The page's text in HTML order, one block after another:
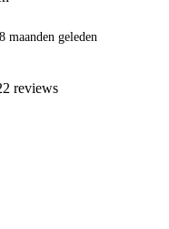
8 maanden geleden
reviews